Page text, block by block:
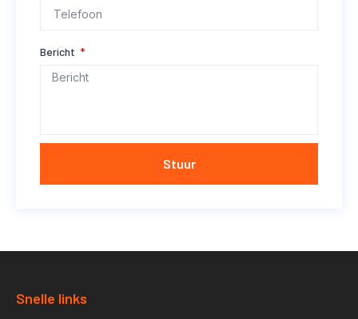
Bericht
Stuur
Snelle links